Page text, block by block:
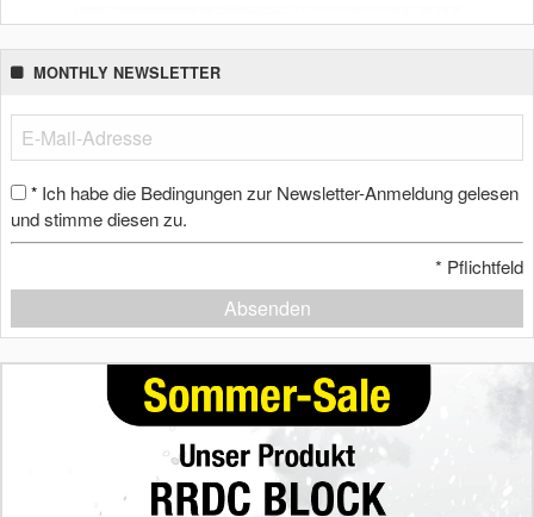
MONTHLY NEWSLETTER
* Ich habe die Bedingungen zur Newsletter-Anmeldung gelesen
und stimme diesen zu.
* Pflichtfeld
Absenden